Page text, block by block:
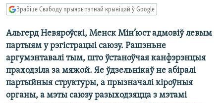
Перайсьці
пошуку
ВАЙНА
БЕЛАРУСЫ НА ВАЙНЕ
ПАЛІТВЯЗЬНІ
КУЛЬТУРА
КАЛЯНДАР
КНІГІ
АЎДЫЁКНІГІ
PREMIUM
МОВА
НА ХВАЛЯХ СВАБОДЫ
FACEBOOK
TWITTER
Усе сайты РС/РСЭ
Зрабіце Свабоду прыярытэтнай крыніцай ў Google
Альгерд Невяроўскі, Менск Мін’юст адмовіў левым
партыям у рэгістрацыі саюзу. Рашэньне
аргумэнтавалі тым, што ўстаноўчая канфэрэнцыя
праходзіла за мяжой. Яе ўдзельнікаў не абіралі
партыйныя структуры, а прызначалі кіроўныя
органы, а мэты саюзу разыходзяцца з мэтамі